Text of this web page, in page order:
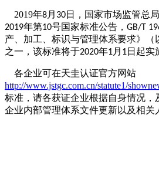
2019年8月 30日，国家市场监管总
2019年第10号国家标准公告， GB/T
产、加工、标识与管理体系要求》（
之一，该标准将于2020年1月 1日起实
各企业可在天圭认证官方网站
http://www.jstgc.com.cn/statute1/
标准，请各获证企业根据自身情况，
企业内部管理体系文件更新以及相关